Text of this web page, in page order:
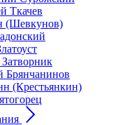
Ткачев
(Шевкунов)
Брянчанинов
(Крестьянкин)